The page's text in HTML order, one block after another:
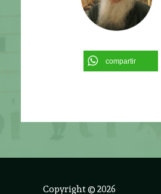
compartir
Copyright © 2026